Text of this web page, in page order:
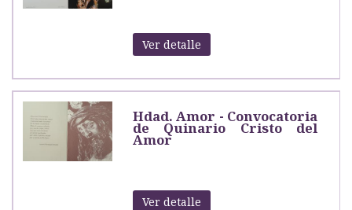
Ver detalle
Hdad. Amor - Convocatoria
de Quinario Cristo del
Amor
Ver detalle